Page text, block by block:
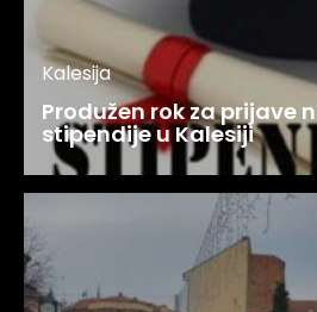
Kalesija
Produžen rok za prijave
stipendije u Kalesiji